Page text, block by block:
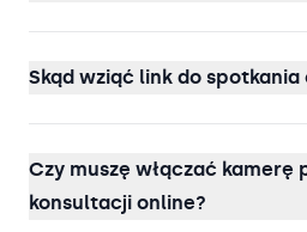
Skąd wziąć link do spotkania
Czy muszę włączać kamerę
konsultacji online?